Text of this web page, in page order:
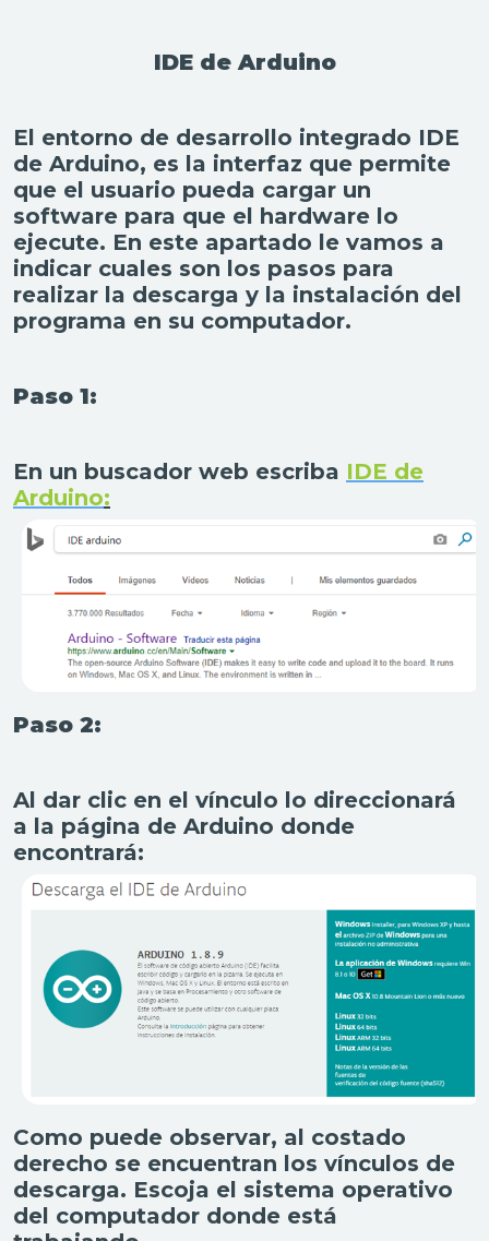
IDE de Arduino
El entorno de desarrollo integrado IDE
de Arduino, es la interfaz que permite
que el usuario pueda cargar un
software para que el hardware lo
ejecute. En este apartado le vamos a
indicar cuales son los pasos para
realizar la descarga y la instalación del
programa en su computador.
Paso 1:
En un buscador web escriba IDE de
Arduino:
Paso 2:
Al dar clic en el vínculo lo direccionará
a la página de Arduino donde
encontrará:
Como puede observar, al costado
derecho se encuentran los vínculos de
descarga. Escoja el sistema operativo
del computador donde está